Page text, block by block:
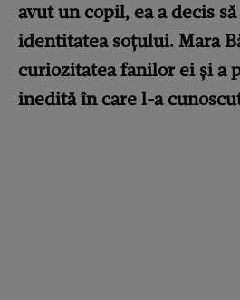
avut un copil, ea a decis
identitatea soțului. Mara
curiozitatea fanilor ei și a
inedită în care l-a